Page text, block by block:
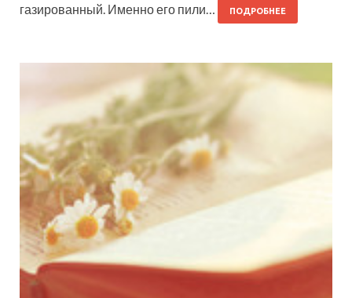
газированный. Именно его пили…
ПОДРОБНЕЕ